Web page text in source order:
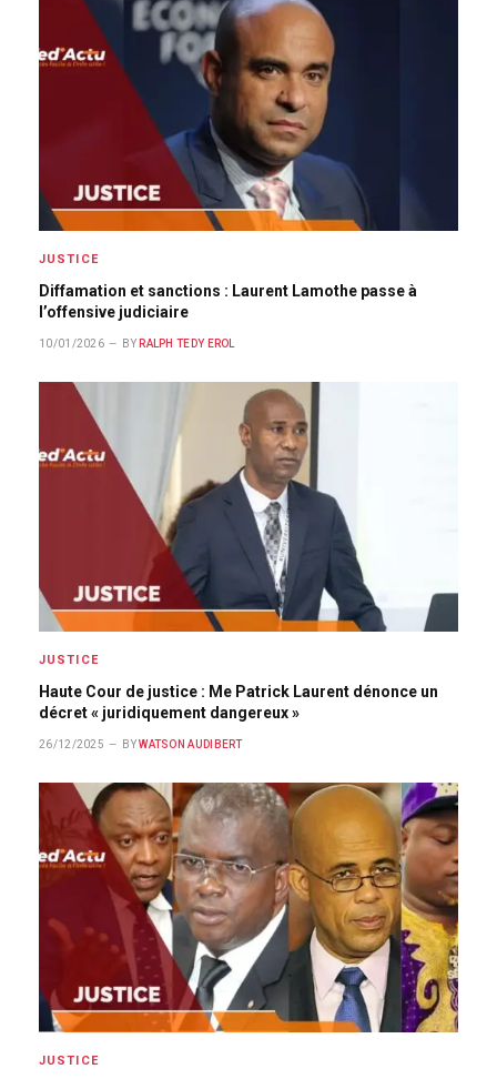
JUSTICE
Diffamation et sanctions : Laurent Lamothe passe à
l’offensive judiciaire
10/01/2026 BY RALPH TEDY EROL
JUSTICE
Haute Cour de justice : Me Patrick Laurent dénonce un
décret « juridiquement dangereux »
26/12/2025 BY WATSON AUDIBERT
JUSTICE